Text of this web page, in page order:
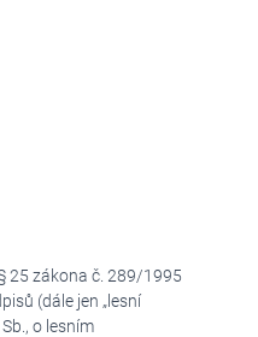
25 zákona č. 289/1995
(dále jen „lesní
o lesním